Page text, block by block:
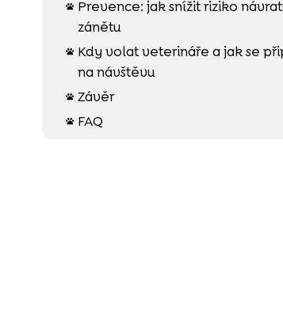

Prevence: jak snížit riziko
zánětu

Kdy volat veterináře a jak se
na návštěvu
 Závěr
 FAQ